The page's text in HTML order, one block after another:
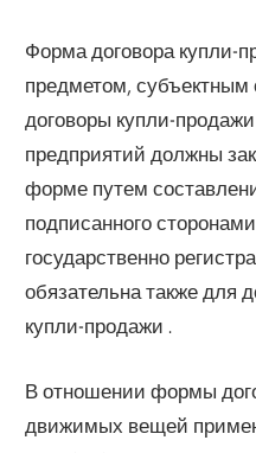
Форма договора купли-
предметом, субъектным
договоры купли-
предприятий должны
форме путем
подписанного
государственно
обязательна также для
купли-продажи .
В отношении формы
движимых вещей